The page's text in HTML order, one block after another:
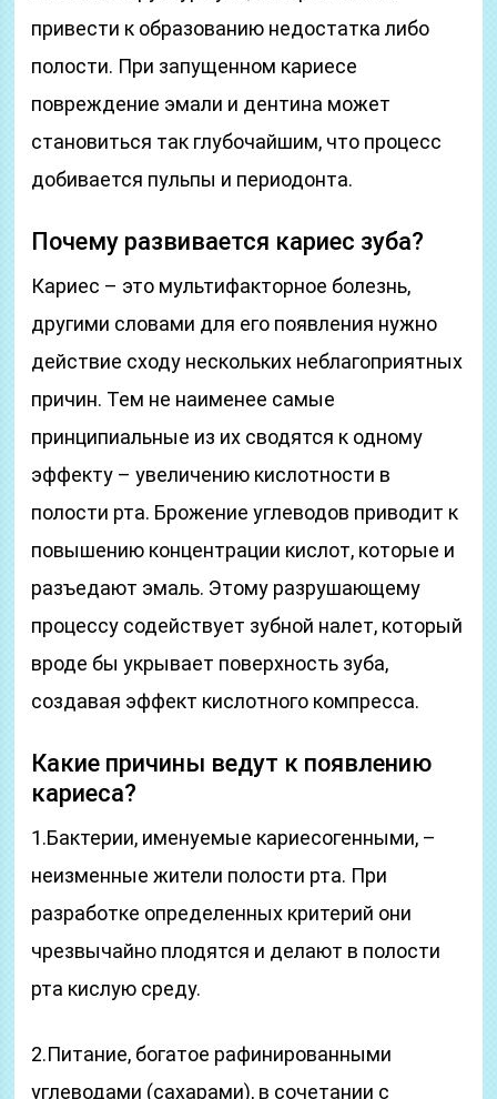
привести к образованию недостатка либо
полости. При запущенном кариесе
повреждение эмали и дентина может
становиться так глубочайшим, что процесс
добивается пульпы и периодонта.
Почему развивается кариес зуба?
Кариес – это мультифакторное болезнь,
другими словами для его появления нужно
действие сходу нескольких неблагоприятных
причин. Тем не наименее самые
принципиальные из их сводятся к одному
эффекту – увеличению кислотности в
полости рта. Брожение углеводов приводит к
повышению концентрации кислот, которые и
разъедают эмаль. Этому разрушающему
процессу содействует зубной налет, который
вроде бы укрывает поверхность зуба,
создавая эффект кислотного компресса.
Какие причины ведут к появлению
кариеса?
1.Бактерии, именуемые кариесогенными, –
неизменные жители полости рта. При
разработке определенных критерий они
чрезвычайно плодятся и делают в полости
рта кислую среду.
2.Питание, богатое рафинированными
углеводами (сахарами), в сочетании с